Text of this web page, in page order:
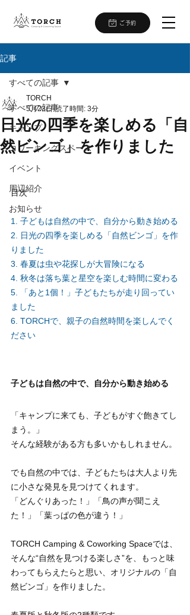
ご予約
記事
すべての記事
キャンプ
コワーキングスペース
イベント
周辺紹介
お知らせ
すべての記事
日光の四季を楽しめる「自
然ビンゴ」を作りました
TORCH
5月23日 読了時間: 3分
目次
1. 子どもは自然の中で、自分から動き始める
2. 日光の四季を楽しめる「自然ビンゴ」を作
りました
3. 春夏は虫や花探しが大冒険になる
4. 秋冬は落ち葉と星空を楽しむ時間に変わる
5. 「あと1個！」子どもたちが走り回ってい
ました
6. TORCHで、親子の自然時間を楽しんでく
ださい
子どもは自然の中で、自分から動き始める
「キャンプに来ても、子どもがすぐ飽きてし
まう。」
そんな経験がある方も多いかもしれません。
でも自然の中では、子どもたちは大人より先
に小さな発見を見つけてくれます。
「どんぐりあった！」「鳥の声が聞こえ
た！」「葉っぱの色が違う！」
TORCH Camping & Coworking Spaceでは、
そんな“自然を見つける楽しさ”を、もっと味
わってもらえたらと思い、オリジナルの「自
然ビンゴ」を作りました。